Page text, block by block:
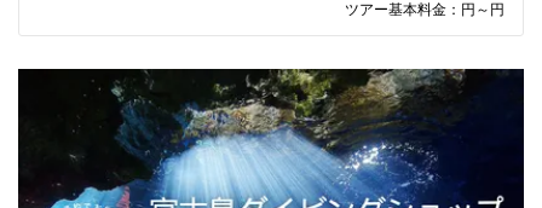
ツアー基本料金： 円～ 円